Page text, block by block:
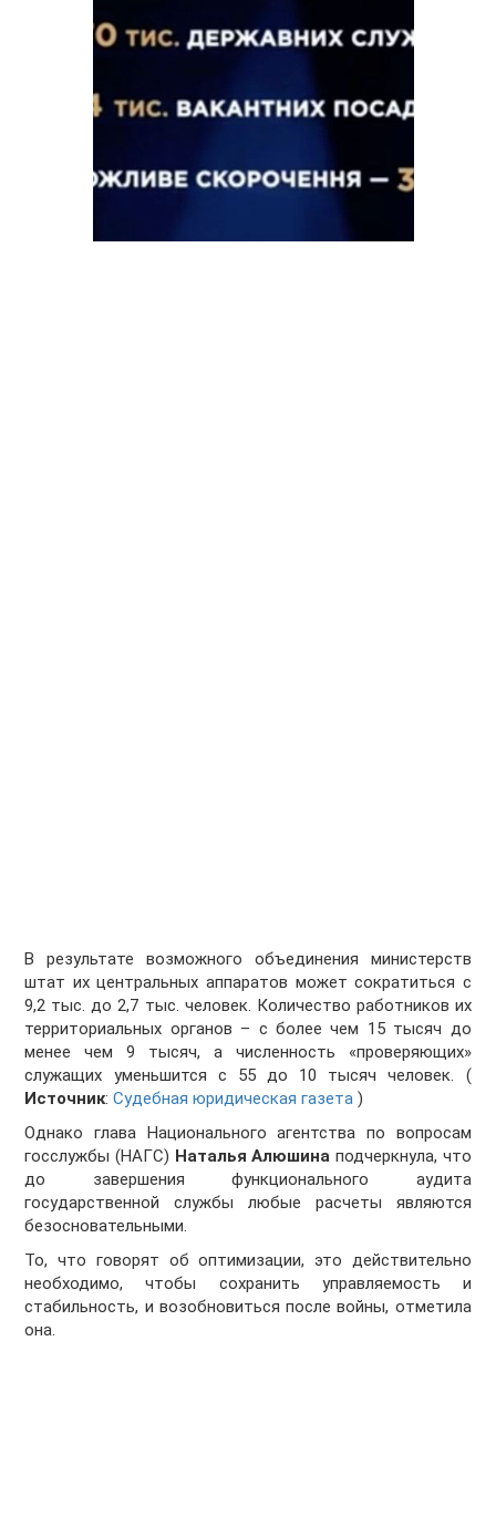
В результате возможного объединения министерств
штат их центральных аппаратов может сократиться с
9,2 тыс. до 2,7 тыс. человек. Количество работников их
территориальных органов – с более чем 15 тысяч до
менее чем 9 тысяч, а численность «проверяющих»
служащих уменьшится с 55 до 10 тысяч человек. (
Источник:Судебная юридическая газета )
Однако глава Национального агентства по вопросам
госслужбы (НАГС) Наталья Алюшина подчеркнула, что
до завершения функционального аудита
государственной службы любые расчеты являются
безосновательными.
То, что говорят об оптимизации, это действительно
необходимо, чтобы сохранить управляемость и
стабильность, и возобновиться после войны, отметила
она.